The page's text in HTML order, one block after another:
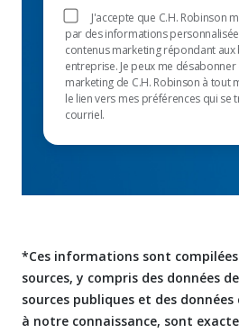
J'accepte que C.H. Robinson
par des informations
contenus marketing répondant
entreprise. Je peux me
marketing de C.H. Robinson à tout
le lien vers mes préférences qui se
courriel.
*Ces informations sont
sources, y compris des données
sources publiques et des données
à notre connaissance, sont